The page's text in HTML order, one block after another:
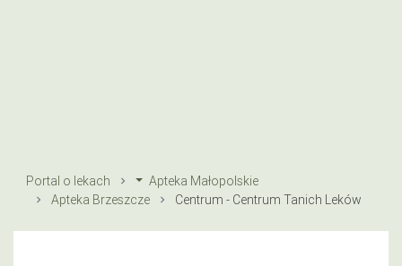
Portal o lekach
Apteka Małopolskie
Apteka Brzeszcze
Centrum - Centrum Tanich Leków